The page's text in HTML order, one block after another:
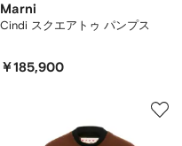
Marni
Cindi スクエアトゥ パンプス
￥185,900